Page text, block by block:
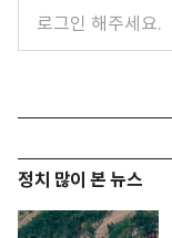
정치 많이 본 뉴스